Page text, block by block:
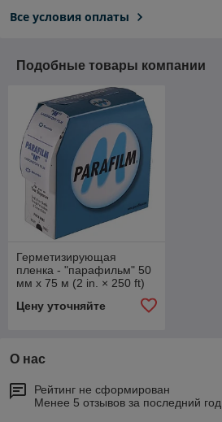
Все условия оплаты
Подобные товары компании
Герметизирующая
пленка - "парафильм" 50
мм х 75 м (2 in. × 250 ft)
Цену уточняйте
О нас
Рейтинг не сформирован
Менее 5 отзывов за последний год